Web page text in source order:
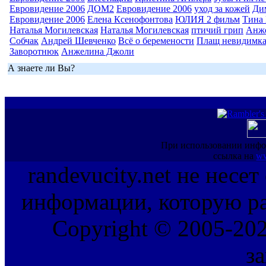
Евровидение 2006 ДОМ2 Евровидение 2006 уход за кожей
Евровидение 2006 Елена Ксенофонтова ЮЛИЯ 2 фильм Тина
Наталья Могилевская Наталья Могилевская птичий грип
Собчак Андрей Шевченко Всё о беремености Плащ невидимка
Заворотнюк Анжелина Джоли
А знаете ли Вы?
При использовании
ссылка на
randevucity.net не несет
информации, которую
Copyright © 2005-